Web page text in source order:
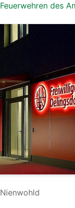
Feuerwehren des
Nienwohld